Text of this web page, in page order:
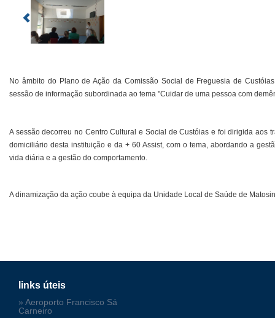
No âmbito do Plano de Ação da Comissão Social de Freguesia de
sessão de informação subordinada ao tema "Cuidar de uma pessoa com
A sessão decorreu no Centro Cultural e Social de Custóias e foi dirigida aos
domiciliário desta instituição e da + 60 Assist, com o tema, abordando a
vida diária e a gestão do comportamento.
A dinamização da ação coube à equipa da Unidade Local de Saúde de
links úteis
» Aeroporto Francisco Sá
Carneiro